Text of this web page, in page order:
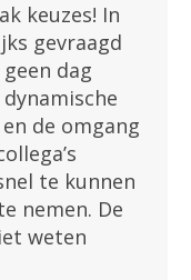
keuzes! In
gevraagd
dag
de omgang
te kunnen
nemen. De
weten